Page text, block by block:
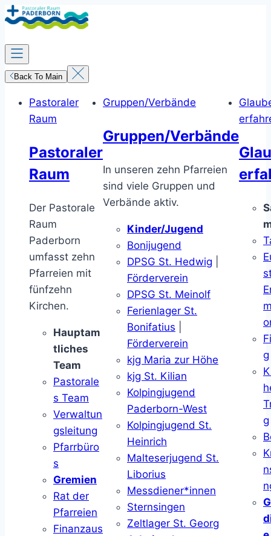
Zum
Inhalt
springen
Back To Main
Pastoraler
Raum
Pastoraler
Raum
Der Pastorale
Raum
Paderborn
umfasst zehn
Pfarreien mit
fünfzehn
Kirchen.
Hauptam
tliches
Team
Pastorale
s Team
Verwaltun
gsleitung
Pfarrbüro
s
Gremien
Rat der
Pfarreien
Finanzaus
Gruppen/Verbände
Gruppen/Verbände
In unseren zehn Pfarreien
sind viele Gruppen und
Verbände aktiv.
Kinder/Jugend
Bonijugend
DPSG St. Hedwig
Förderverein
DPSG St. Meinolf
Ferienlager St.
Bonifatius
Förderverein
kjg Maria zur Höhe
kjg St. Kilian
Kolpingjugend
Paderborn-West
Kolpingjugend St.
Heinrich
Malteserjugend St.
Liborius
Messdiener*innen
Sternsingen
Zeltlager St. Georg
g
g